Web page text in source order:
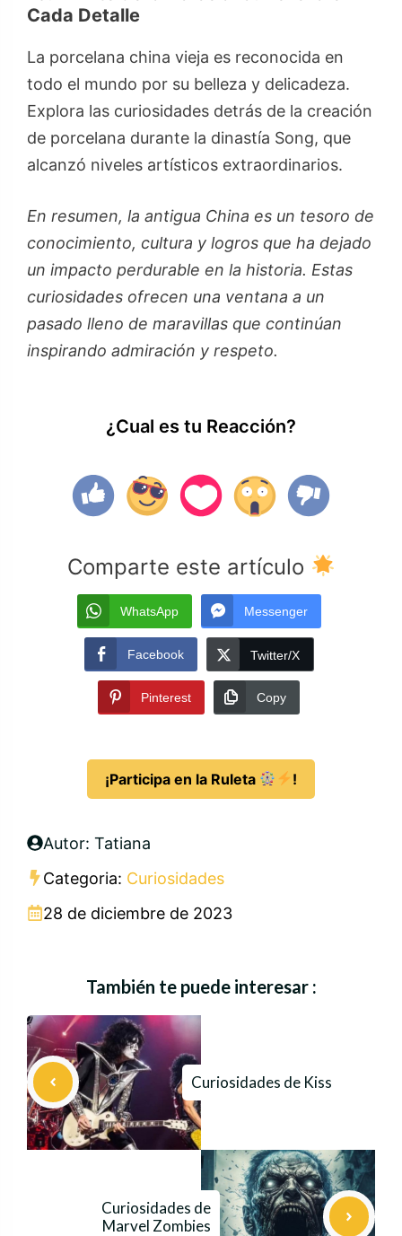
Cada Detalle
La porcelana china vieja es reconocida en
todo el mundo por su belleza y delicadeza.
Explora las curiosidades detrás de la creación
de porcelana durante la dinastía Song, que
alcanzó niveles artísticos extraordinarios.
En resumen, la antigua China es un tesoro de
conocimiento, cultura y logros que ha dejado
un impacto perdurable en la historia. Estas
curiosidades ofrecen una ventana a un
pasado lleno de maravillas que continúan
inspirando admiración y respeto.
¿Cual es tu Reacción?
Comparte este artículo
WhatsApp Messenger
Facebook Twitter/X
Pinterest Copy
¡Participa en la Ruleta !
Autor: Tatiana
Categoria: Curiosidades
28 de diciembre de 2023
También te puede interesar :
Curiosidades de Kiss
Curiosidades de
Marvel Zombies